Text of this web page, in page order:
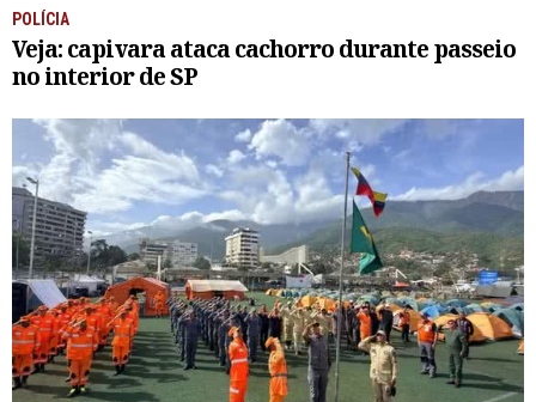
POLÍCIA
Veja: capivara ataca cachorro durante passeio
no interior de SP